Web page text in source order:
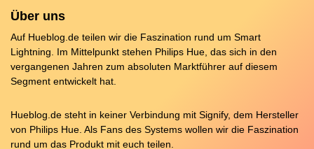
Über uns
Auf Hueblog.de teilen wir die Faszination rund um Smart
Lightning. Im Mittelpunkt stehen Philips Hue, das sich in den
vergangenen Jahren zum absoluten Marktführer auf diesem
Segment entwickelt hat.
Hueblog.de steht in keiner Verbindung mit Signify, dem Hersteller
von Philips Hue. Als Fans des Systems wollen wir die Faszination
rund um das Produkt mit euch teilen.